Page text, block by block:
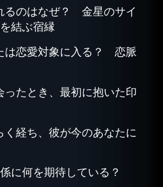
るのはなぜ？ 金星のサイ
結ぶ宿縁
は恋愛対象に入る？ 恋脈
たとき、最初に抱いた印
経ち、彼が今のあなたに
に何を期待している？